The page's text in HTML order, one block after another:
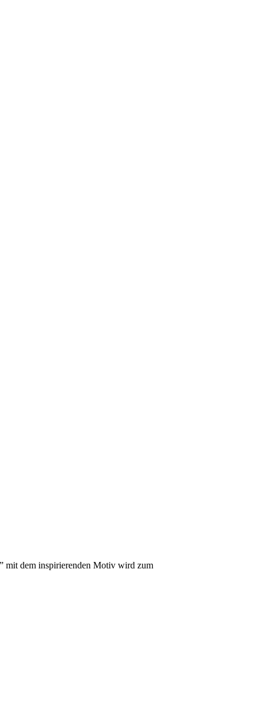
mit dem inspirierenden Motiv wird zum